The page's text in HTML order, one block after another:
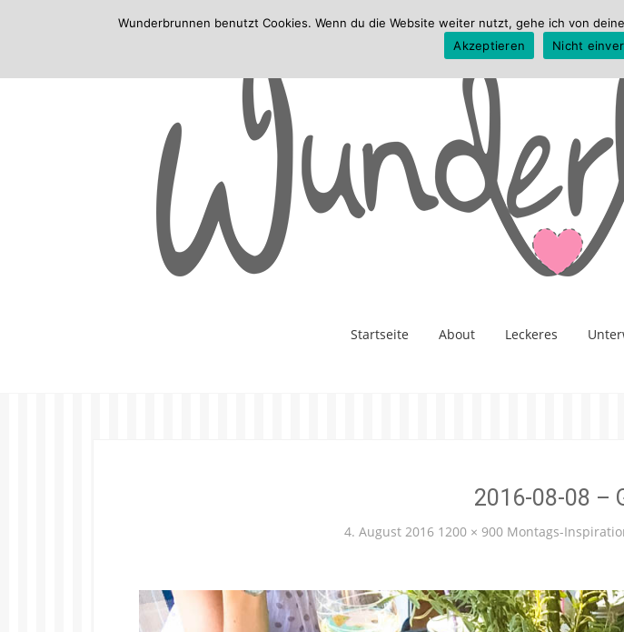
Startseite About Leckeres
2016-08-08 –
4. August 2016 1200 × 900 Montags-
Wunderbrunnen benutzt Cookies. Wenn du die Website weiter nutzt, gehe ich von
Akzeptieren
Nicht